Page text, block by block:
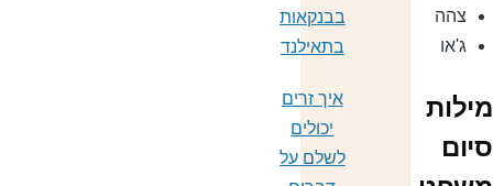
צהה
ג'או
בבנקאות
בתאילנד
איך זרים
יכולים
לשלם על